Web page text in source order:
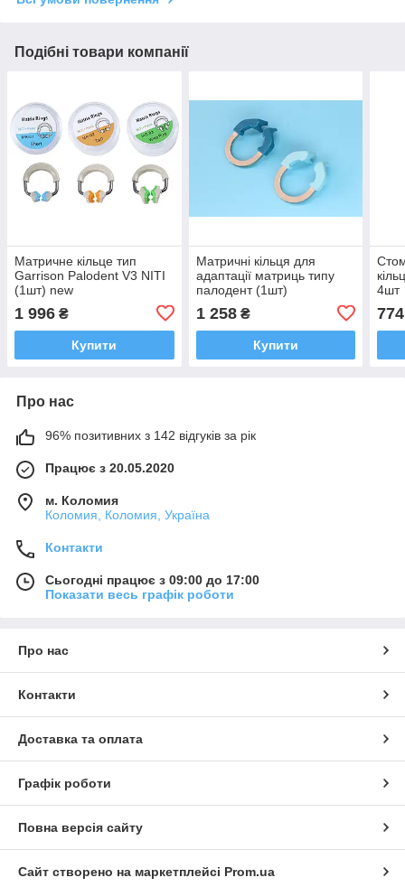
Подібні товари компанії
Матричне кільце тип
Garrison Palodent V3 NITI
(1шт) new
1 996 ₴
Купити
Матричні кільця для
адаптації матриць типу
палодент (1шт)
1 258₴
Купити
4шт
774
Про нас
96% позитивних з 142 відгуків за рік
Працює з 20.05.2020
м. Коломия
Коломия, Коломия, Україна
Контакти
Сьогодні працює з 09:00 до 17:00
Показати весь графік роботи
Про нас
Контакти
Доставка та оплата
Графік роботи
Повна версія сайту
Сайт створено на маркетплейсі Prom.ua